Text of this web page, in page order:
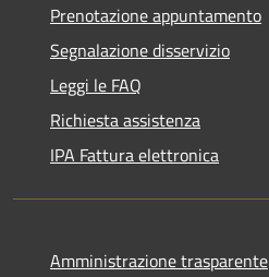
Prenotazione appuntamento
Segnalazione disservizio
Leggi le FAQ
Richiesta assistenza
IPA Fattura elettronica
Amministrazione trasparente